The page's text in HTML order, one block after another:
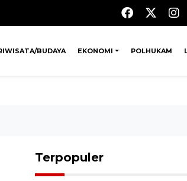
BUDAYA EKONOMI POLHUKAM
Terpopuler